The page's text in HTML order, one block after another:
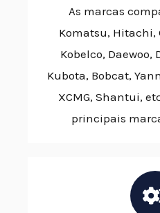
As marcas
Komatsu, Hitachi,
Kobelco, Daewoo,
Kubota, Bobcat,
XCMG, Shantui,
principais